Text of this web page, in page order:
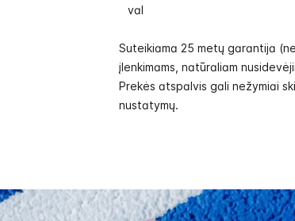
val
Suteikiama 25 metų garantija
įlenkimams, natūraliam
Prekės atspalvis gali nežymiai
nustatymų.